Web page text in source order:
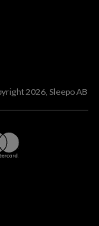
2026, Sleepo AB